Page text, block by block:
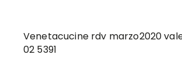
Venetacucine rdv marzo2020
02 5391